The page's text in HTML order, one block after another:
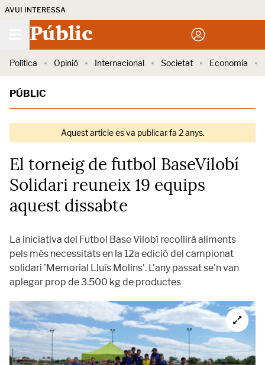
AVUI INTERESSA
Públic
Política Opinió Internacional Societat Economia
PÚBLIC
Aquest article es va publicar fa 2 anys.
El torneig de futbol BaseVilobí
Solidari reuneix 19 equips
aquest dissabte
La iniciativa del Futbol Base Vilobí recollirà aliments
pels més necessitats en la 12a edició del campionat
solidari 'Memorial Lluís Molins'. L'any passat se'n van
aplegar prop de 3.500 kg de productes